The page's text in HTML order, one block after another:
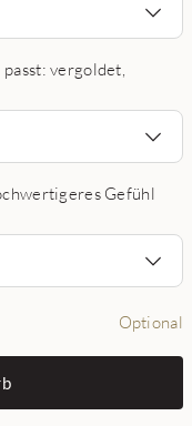
vergoldet,
Gefühl
Optional